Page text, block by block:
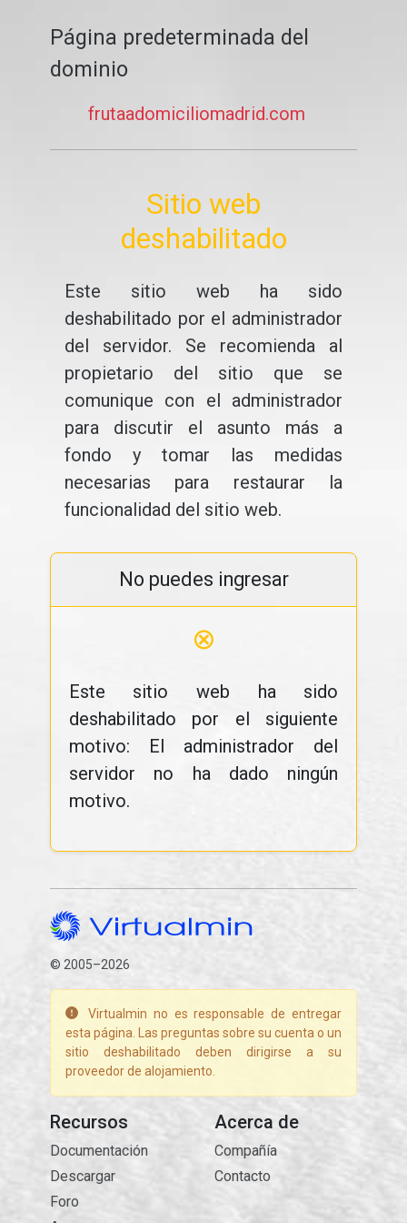
Página predeterminada del
dominio
frutaadomiciliomadrid.com
Sitio web
deshabilitado
Este sitio web ha sido
deshabilitado por el administrador
del servidor. Se recomienda al
propietario del sitio que se
comunique con el administrador
para discutir el asunto más a
fondo y tomar las medidas
necesarias para restaurar la
funcionalidad del sitio web.
No puedes ingresar
⊗
Este sitio web ha sido
deshabilitado por el siguiente
motivo: El administrador del
servidor no ha dado ningún
motivo.
© 2005–2026
Virtualmin no es responsable de entregar
esta página. Las preguntas sobre su cuenta o un
sitio deshabilitado deben dirigirse a su
proveedor de alojamiento.
Recursos
Documentación
Descargar
Foro
Acerca de
Compañía
Contacto